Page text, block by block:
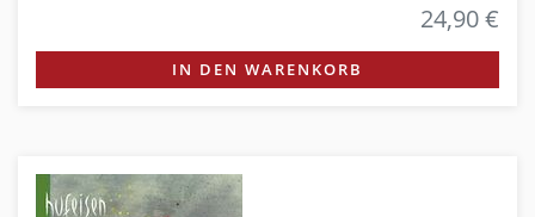
24,90 €
IN DEN WARENKORB